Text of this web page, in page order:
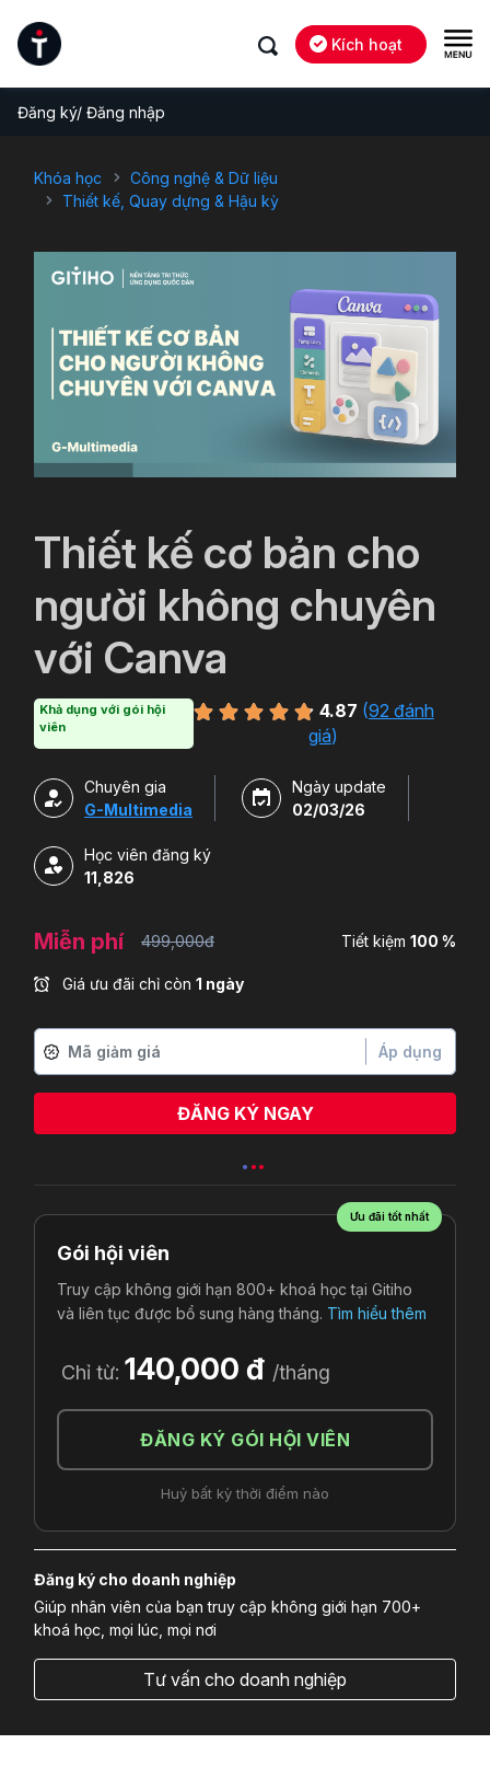
Kích hoạt
Đăng ký/ Đăng nhập
Khóa học
Công nghệ & Dữ liệu
Thiết kế, Quay dựng & Hậu kỳ
Thiết kế cơ bản cho
người không chuyên
với Canva
Khả dụng với gói hội
viên
4.87 (92 đánh
giá)
Chuyên gia
G-Multimedia
Ngày update
02/03/26
Học viên đăng ký
11,826
Miễn phí 499,000đ Tiết kiệm 100 %
Giá ưu đãi chỉ còn 1 ngày
Áp dụng
ĐĂNG KÝ NGAY
Ưu đãi tốt nhất
Gói hội viên
Truy cập không giới hạn 800+ khoá học tại Gitiho
và liên tục được bổ sung hàng tháng. Tìm hiểu thêm
Chỉ từ: 140,000 đ /tháng
ĐĂNG KÝ GÓI HỘI VIÊN
Huỷ bất kỳ thời điểm nào
Đăng ký cho doanh nghiệp
Giúp nhân viên của bạn truy cập không giới hạn 700+
khoá học, mọi lúc, mọi nơi
Tư vấn cho doanh nghiệp